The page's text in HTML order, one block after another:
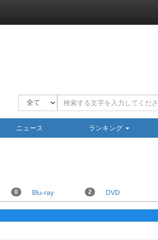
ニュース ランキング
0 Blu-ray 2 DVD